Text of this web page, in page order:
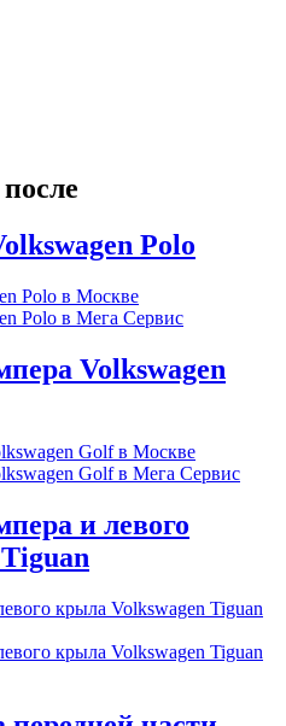
Polo
Volkswagen
и левого